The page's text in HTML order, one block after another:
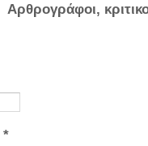
Αρθρογράφοι,
*